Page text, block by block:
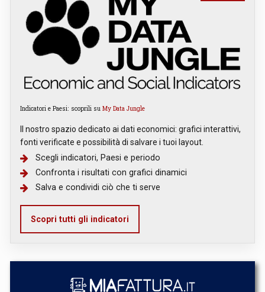
Indicatori e Paesi: scoprili su My Data Jungle
Il nostro spazio dedicato ai dati economici: grafici interattivi,
fonti verificate e possibilità di salvare i tuoi layout.
Scegli indicatori, Paesi e periodo
Confronta i risultati con grafici dinamici
Salva e condividi ciò che ti serve
Scopri tutti gli indicatori